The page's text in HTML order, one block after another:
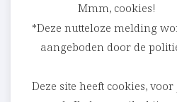
Schrijf ik straks mee aan jouw
heel graag op
cedric@parlevink.be
Mmm, cookies!
*Deze nutteloze melding
aangeboden door de
Deze site heeft cookies,